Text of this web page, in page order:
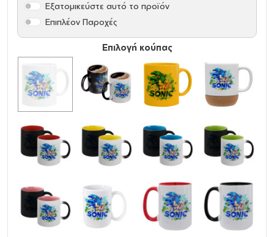
μετά από 1000+ πλύσεις στο πλυντήριο πιάτων.
Επιπλέον, το χρώμα της παραμένει αληθινά λευκό και η
σκληρότητα της διατηρείται αναλλοίωτη,
χρόνια. Επιλέξτε την κούπα μας για απόλαυση κάθε
στιγμής. Απολαύστε το αγαπημένο σας ρόφημα σε
ζεστή ή κρύα μορφή, με ασφάλεια και ποιότητα που
Υλικό:Κεραμικό
Πλυντήριο πιάτων:ΝΑΙ
Χωρητικότητα: 330ml / 11oz
Φούρνος μικροκυμάτων:
Επιλογή κούπας
Εξατομικεύστε αυτό το προϊόν
Επιπλέον Παροχές